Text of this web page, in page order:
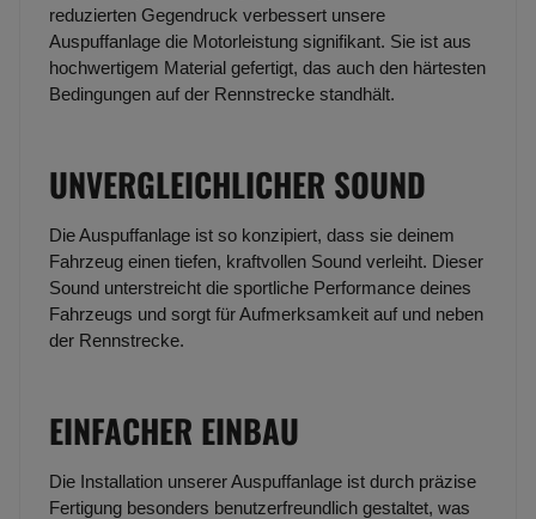
reduzierten Gegendruck verbessert unsere
Auspuffanlage die Motorleistung signifikant. Sie ist aus
hochwertigem Material gefertigt, das auch den härtesten
Bedingungen auf der Rennstrecke standhält.
UNVERGLEICHLICHER SOUND
Die Auspuffanlage ist so konzipiert, dass sie deinem
Fahrzeug einen tiefen, kraftvollen Sound verleiht. Dieser
Sound unterstreicht die sportliche Performance deines
Fahrzeugs und sorgt für Aufmerksamkeit auf und neben
der Rennstrecke.
EINFACHER EINBAU
Die Installation unserer Auspuffanlage ist durch präzise
Fertigung besonders benutzerfreundlich gestaltet, was